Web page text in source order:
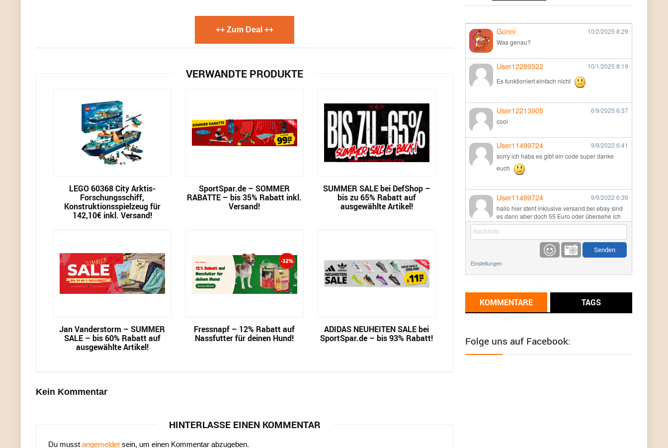
++ Zum Deal ++
VERWANDTE PRODUKTE
LEGO 60368 City Arktis-
Forschungsschiff,
Konstruktionsspielzeug für
142,10€ inkl. Versand!
SportSpar.de – SOMMER
RABATTE – bis 35% Rabatt inkl.
Versand!
SUMMER SALE bei DefShop –
bis zu 65% Rabatt auf
ausgewählte Artikel!
Jan Vanderstorm – SUMMER
SALE – bis 60% Rabatt auf
ausgewählte Artikel!
Fressnapf – 12% Rabatt auf
Nassfutter für deinen Hund!
ADIDAS NEUHEITEN SALE bei
SportSpar.de – bis 93% Rabatt!
Kein Kommentar
HINTERLASSE EINEN KOMMENTAR
Du musst angemeldet sein, um einen Kommentar abzugeben.
Günni 10/2/2025 8:29
Was genau?
User12289322 10/1/2025 8:19
Es funktioniert einfach nicht
User12213905 6/9/2025 6:37
cool
User11499724 9/9/2022 6:41
sorry ich habs es gibt ein code super danke
euch
User11499724 9/9/2022 6:39
hallo hier steht inklusive versand bei ebay sind
es dann aber doch 55 Euro oder übersehe ich
etwas
9/1/20226:17
Ich glaube du hast den Sinn eines
Schnäppchenblogs noch immer nicht
Günni 9/1/2022
meisten Deals sind Tagespreise!
Einstellungen
KOMMENTARE TAGS
Folge uns auf Facebook: